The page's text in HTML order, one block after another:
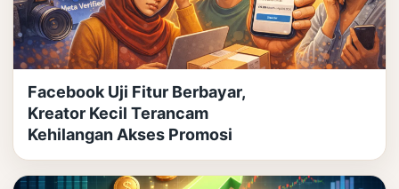
Facebook Uji Fitur Berbayar,
Kreator Kecil Terancam
Kehilangan Akses Promosi